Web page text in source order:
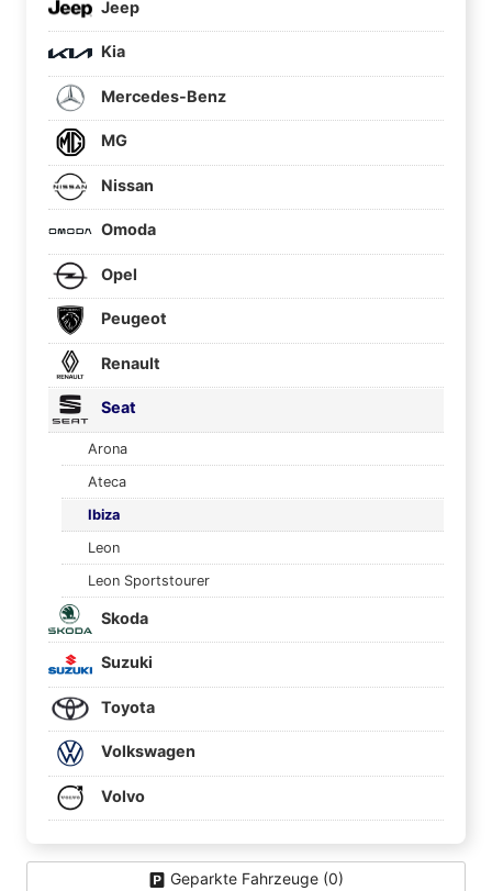
Jeep
Kia
Mercedes-Benz
MG
Nissan
Omoda
Opel
Peugeot
Renault
Seat
Arona
Ateca
Ibiza
Leon
Leon Sportstourer
Skoda
Suzuki
Toyota
Volkswagen
Volvo
Geparkte Fahrzeuge (0)